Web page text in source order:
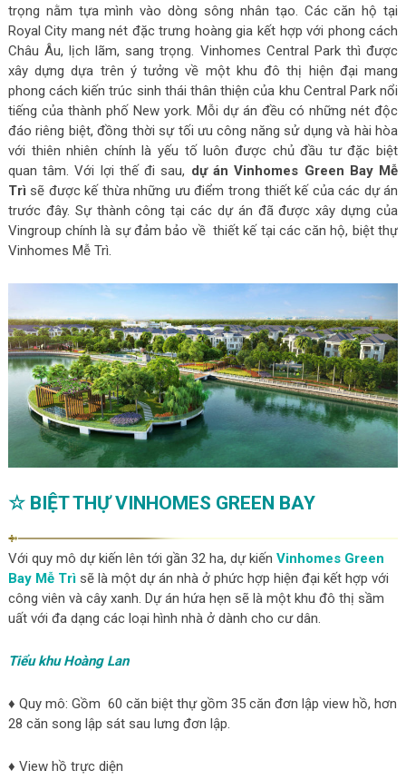
trọng nằm tựa mình vào dòng sông nhân tạo. Các căn hộ tại
Royal City mang nét đặc trưng hoàng gia kết hợp với phong cách
Châu Âu, lịch lãm, sang trọng. Vinhomes Central Park thì được
xây dựng dựa trên ý tưởng về một khu đô thị hiện đại mang
phong cách kiến trúc sinh thái thân thiện của khu Central Park nổi
tiếng của thành phố New york. Mỗi dự án đều có những nét độc
đáo riêng biệt, đồng thời sự tối ưu công năng sử dụng và hài hòa
với thiên nhiên chính là yếu tố luôn được chủ đầu tư đặc biệt
quan tâm. Với lợi thế đi sau, dự án Vinhomes Green Bay Mễ
Trì sẽ được kế thừa những ưu điểm trong thiết kế của các dự án
trước đây. Sự thành công tại các dự án đã được xây dựng của
Vingroup chính là sự đảm bảo về thiết kế tại các căn hộ, biệt thự
Vinhomes Mễ Trì.
☆ BIỆT THỰ VINHOMES GREEN BAY
Với quy mô dự kiến lên tới gần 32 ha, dự kiến Vinhomes Green
Bay Mễ Trì sẽ là một dự án nhà ở phức hợp hiện đại kết hợp với
công viên và cây xanh. Dự án hứa hẹn sẽ là một khu đô thị sầm
uất với đa dạng các loại hình nhà ở dành cho cư dân.
Tiểu khu Hoàng Lan
♦ Quy mô: Gồm 60 căn biệt thự gồm 35 căn đơn lập view hồ, hơn
28 căn song lập sát sau lưng đơn lập.
♦ View hồ trực diện